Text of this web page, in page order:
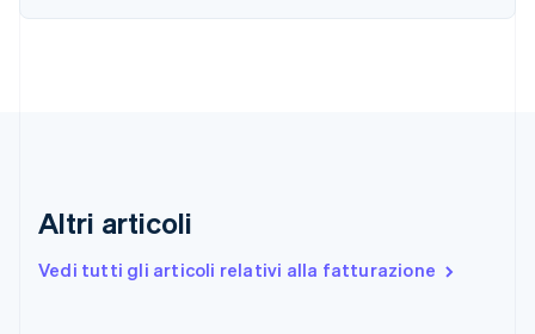
Altri articoli
Vedi tutti gli articoli relativi alla fatturazione
Cina continentale
Emirati Arabi Uniti
English
Estonia